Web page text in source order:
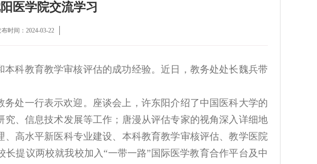
医学院交流学习
布时间：2024-03-22
科教育教学审核评估的成功经验。近日，教务处处长魏兵带
处一行表示欢迎。座谈会上，许东阳介绍了中国医科大学的
、信息技术发展等工作；唐漫从评估专家的视角深入详细地
高水平新医科专业建设、本科教育教学审核评估、教学医院
提议两校就我校加入“一带一路”国际医学教育合作平台及中